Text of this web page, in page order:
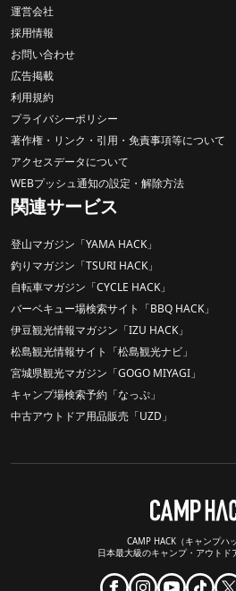
運営会社
採用情報
お問い合わせ
広告掲載
利用規約
プライバシーポリシー
著作権・リンク・引用・免責事項等について
アクセスデータについて
WEBプッシュ通知の設定・解除方法
関連サービス
登山マガジン「YAMA HACK」
釣りマガジン「TSURI HACK」
自転車マガジン「CYCLE HACK」
バーベキュー場検索サイト「BBQ HACK」
伊豆観光情報マガジン「IZU HACK」
松島観光情報サイト「松島観光ナビ」
宮城県観光マガジン「GOGO MIYAGI」
キャンプ場検索予約「なっぷ」
中古アウトドア用品販売「UZD」
CAMP HACK（キャンプハ
日本最大級のキャンプ・アウトド